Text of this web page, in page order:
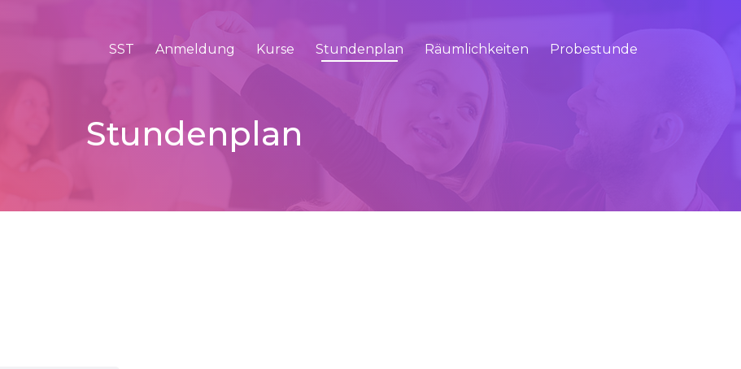
SST Anmeldung Kurse Stundenplan Räumlichkeiten Probestunde
Stundenplan